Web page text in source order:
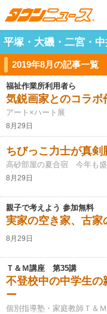
平塚・大磯・二宮・中
2019年8月の記事一覧
福祉作業所利用者ら
気鋭画家とのコラボ
アート×ハート展
8月29日
ちびっこ力士が真剣
高砂部屋の夏合宿 今年も
8月29日
親子で考えよう 参加無料
実家の空き家、古家
8月29日
Ｔ＆Ｍ講座 第35講
不登校中の中学生
ー
個別指導塾・家庭教師Ｔ＆